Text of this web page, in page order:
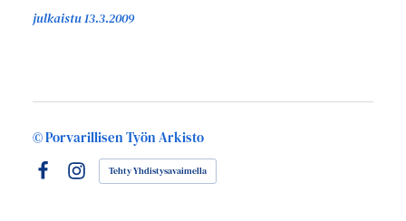
julkaistu 13.3.2009
©Porvarillisen Työn Arkisto
Instagram
Tehty Yhdistysavaimella